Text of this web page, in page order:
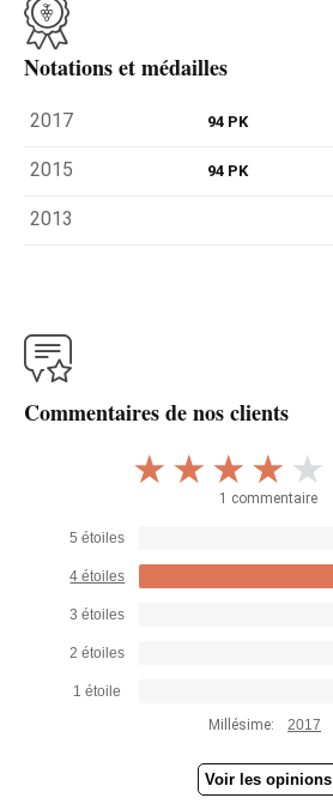
Notations et médailles
2017 94 PK
2015 94 PK
2013
Commentaires de nos clients
1 commentaire
5 étoiles
4 étoiles
3 étoiles
2 étoiles
1 étoile
Millésime:
2017
Voir les opinions